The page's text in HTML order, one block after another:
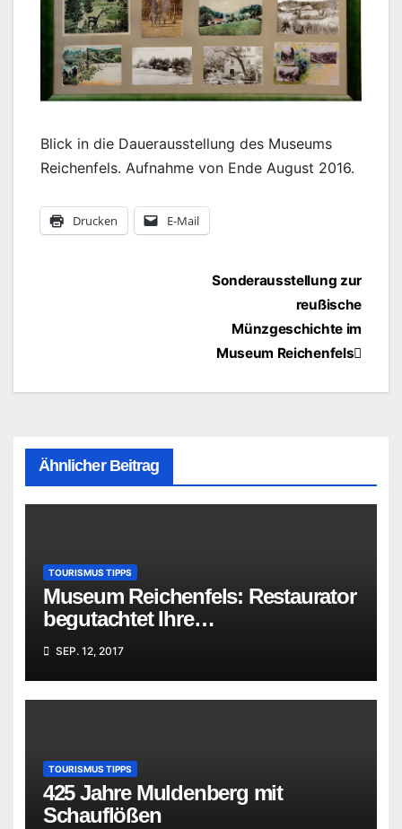
Blick in die Dauerausstellung des Museums
Reichenfels. Aufnahme von Ende August 2016.
Drucken E-Mail
BeitragsnavigationSonderausstellung zur
reußische
Münzgeschichte im
Museum Reichenfels
Ähnlicher Beitrag
TOURISMUS TIPPS
Museum Reichenfels: Restaurator
begutachtet Ihre
„Familienschätze“
SEP. 12, 2017
TOURISMUS TIPPS
425 Jahre Muldenberg mit
Schauflößen